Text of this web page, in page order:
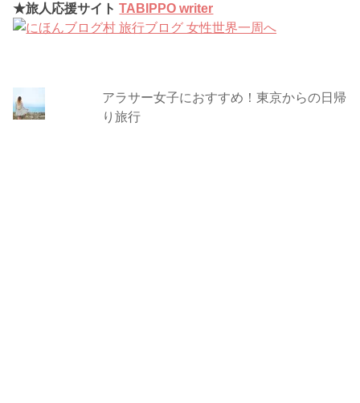
★旅人応援サイトTABIPPO writer
アラサー女子におすすめ！東京からの日帰
り旅行